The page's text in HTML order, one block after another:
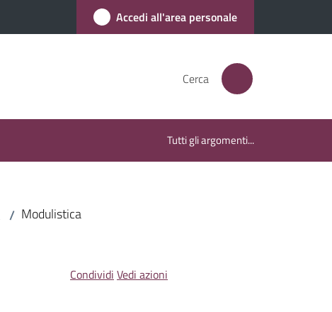
Accedi all'area personale
Cerca
Tutti gli argomenti...
/ Modulistica
Condividi Vedi azioni